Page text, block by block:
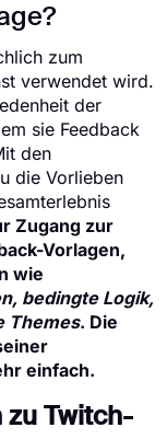
zum
verwendet wird.
der
sie Feedback
den
die Vorlieben
Zugang zur
Vorlagen,
wie
bedingte Logik,
Themes. Die
einfach.
zu Twitch-